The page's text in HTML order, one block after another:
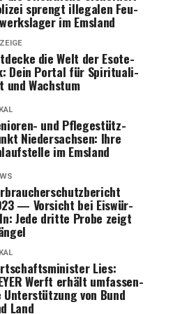
sprengt ille­ga­len Feu­
im Emsland
die Welt der Eso­te­
Dein Por­tal für Spi­ri­tua­li­
und Wachstum
und Pfle­ge­stütz­
Nie­der­sach­sen: Ihre
im Emsland
— Vor­sicht bei Eis­wür­
Jede drit­te Pro­be zeigt
Lies:
Werft erhält umfas­sen­
Unter­stüt­zung von Bund
Land